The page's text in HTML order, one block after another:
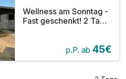
Wellness am Sonntag -
Fast geschenkt! 2 Tage
p.P. ab 45€